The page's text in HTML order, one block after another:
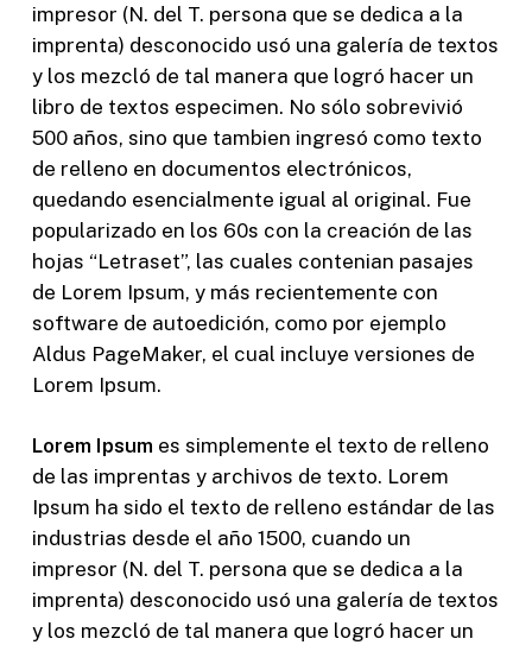
impresor (N. del T. persona que se dedica a la
imprenta) desconocido usó una galería de textos
y los mezcló de tal manera que logró hacer un
libro de textos especimen. No sólo sobrevivió
500 años, sino que tambien ingresó como texto
de relleno en documentos electrónicos,
quedando esencialmente igual al original. Fue
popularizado en los 60s con la creación de las
hojas “Letraset”, las cuales contenian pasajes
de Lorem Ipsum, y más recientemente con
software de autoedición, como por ejemplo
Aldus PageMaker, el cual incluye versiones de
Lorem Ipsum.
Lorem Ipsum es simplemente el texto de relleno
de las imprentas y archivos de texto. Lorem
Ipsum ha sido el texto de relleno estándar de las
industrias desde el año 1500, cuando un
impresor (N. del T. persona que se dedica a la
imprenta) desconocido usó una galería de textos
y los mezcló de tal manera que logró hacer un